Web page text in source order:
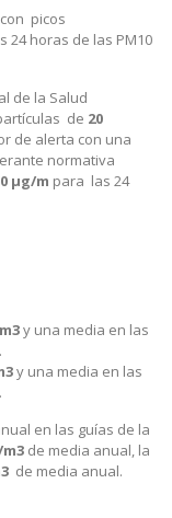
picos
24 horas de las PM10
de la Salud
de 20
de alerta con una
normativa
µg/m para las 24
y una media en las
y una media en las
en las guías de la
de media anual, la
de media anual.